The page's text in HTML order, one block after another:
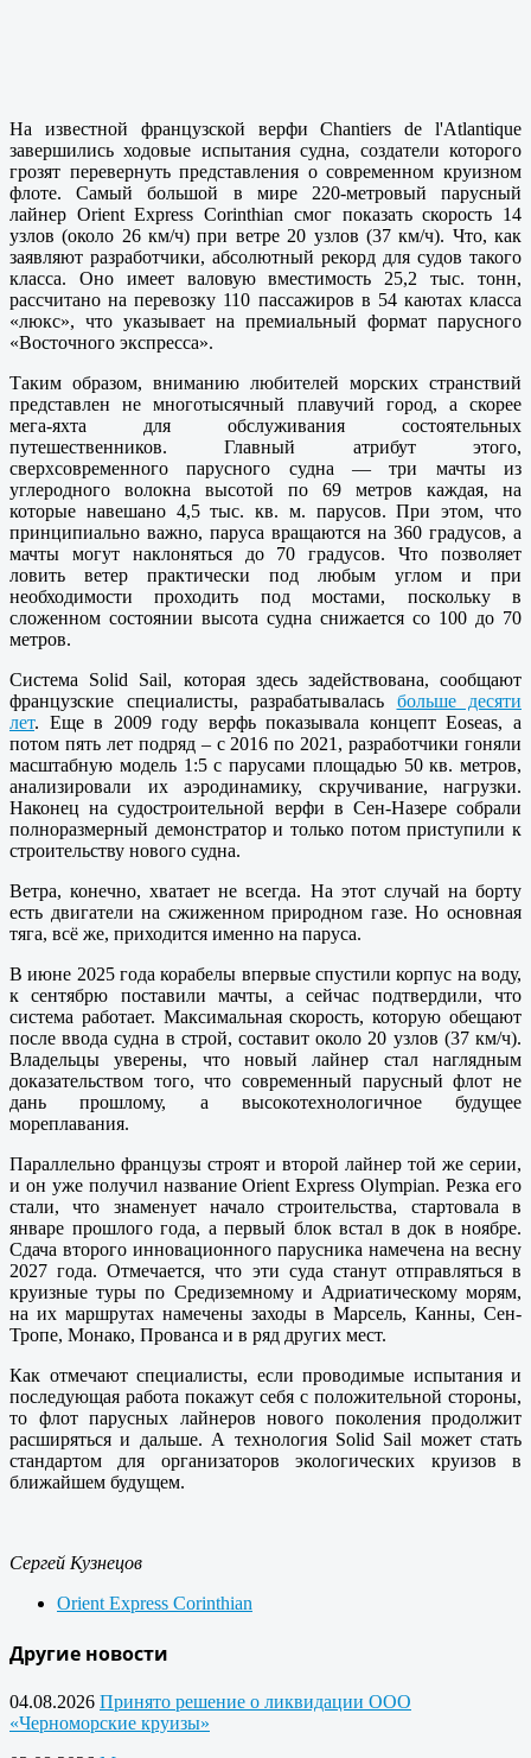
На известной французской верфи Chantiers de l'Atlantique
завершились ходовые испытания судна, создатели которого
грозят перевернуть представления о современном круизном
флоте. Самый большой в мире 220-метровый парусный
лайнер Orient Express Corinthian смог показать скорость 14
узлов (около 26 км/ч) при ветре 20 узлов (37 км/ч). Что, как
заявляют разработчики, абсолютный рекорд для судов такого
класса. Оно имеет валовую вместимость 25,2 тыс. тонн,
рассчитано на перевозку 110 пассажиров в 54 каютах класса
«люкс», что указывает на премиальный формат парусного
«Восточного экспресса».
Таким образом, вниманию любителей морских странствий
представлен не многотысячный плавучий город, а скорее
мега-яхта для обслуживания состоятельных
путешественников. Главный атрибут этого,
сверхсовременного парусного судна — три мачты из
углеродного волокна высотой по 69 метров каждая, на
которые навешано 4,5 тыс. кв. м. парусов. При этом, что
принципиально важно, паруса вращаются на 360 градусов, а
мачты могут наклоняться до 70 градусов. Что позволяет
ловить ветер практически под любым углом и при
необходимости проходить под мостами, поскольку в
сложенном состоянии высота судна снижается со 100 до 70
метров.
Система Solid Sail, которая здесь задействована, сообщают
французские специалисты, разрабатывалась больше десяти
лет. Еще в 2009 году верфь показывала концепт Eoseas, а
потом пять лет подряд – с 2016 по 2021, разработчики гоняли
масштабную модель 1:5 с парусами площадью 50 кв. метров,
анализировали их аэродинамику, скручивание, нагрузки.
Наконец на судостроительной верфи в Сен-Назере собрали
полноразмерный демонстратор и только потом приступили к
строительству нового судна.
Ветра, конечно, хватает не всегда. На этот случай на борту
есть двигатели на сжиженном природном газе. Но основная
тяга, всё же, приходится именно на паруса.
В июне 2025 года корабелы впервые спустили корпус на воду,
к сентябрю поставили мачты, а сейчас подтвердили, что
система работает. Максимальная скорость, которую обещают
после ввода судна в строй, составит около 20 узлов (37 км/ч).
Владельцы уверены, что новый лайнер стал наглядным
доказательством того, что современный парусный флот не
дань прошлому, а высокотехнологичное будущее
мореплавания.
Параллельно французы строят и второй лайнер той же серии,
и он уже получил название Orient Express Olympian. Резка его
стали, что знаменует начало строительства, стартовала в
январе прошлого года, а первый блок встал в док в ноябре.
Сдача второго инновационного парусника намечена на весну
2027 года. Отмечается, что эти суда станут отправляться в
круизные туры по Средиземному и Адриатическому морям,
на их маршрутах намечены заходы в Марсель, Канны, Сен-
Тропе, Монако, Прованса и в ряд других мест.
Как отмечают специалисты, если проводимые испытания и
последующая работа покажут себя с положительной стороны,
то флот парусных лайнеров нового поколения продолжит
расширяться и дальше. А технология Solid Sail может стать
стандартом для организаторов экологических круизов в
ближайшем будущем.
Сергей Кузнецов
Orient Express Corinthian
Другие новости
04.08.2026 Принято решение о ликвидации ООО
«Черноморские круизы»